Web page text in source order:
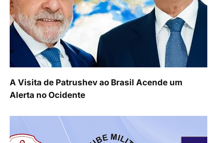
A Visita de Patrushev ao Brasil Acende um
Alerta no Ocidente